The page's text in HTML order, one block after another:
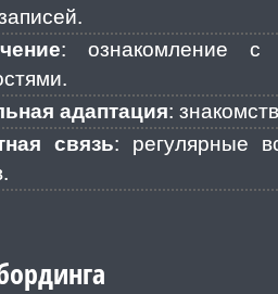
: ознакомление с
адаптация:
связь: регулярные